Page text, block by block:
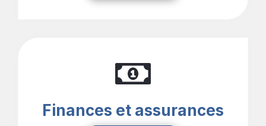
Finances et assurances